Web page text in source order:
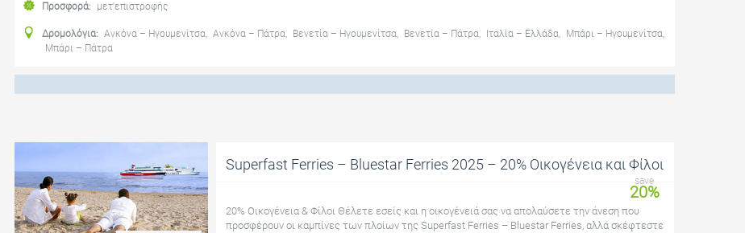
Προσφορά: μετ'επιστροφής
Δρομολόγια: Ανκόνα – Ηγουμενίτσα, Ανκόνα – Πάτρα, Βενετία – Ηγουμενίτσα, Βενετία – Πάτρα, Ιταλία – Ελλάδα, Μπάρι – Ηγουμενίτσα,
Μπάρι – Πάτρα
Superfast Ferries – Bluestar Ferries 2025 – 20% Οικογένεια και Φίλοι
save
20%
20% Οικογένεια & Φίλοι Θέλετε εσείς και η οικογένειά σας να απολαύσετε την άνεση που
προσφέρουν οι καμπίνες των πλοίων της Superfast Ferries – Bluestar Ferries, αλλά σκέφτεστε